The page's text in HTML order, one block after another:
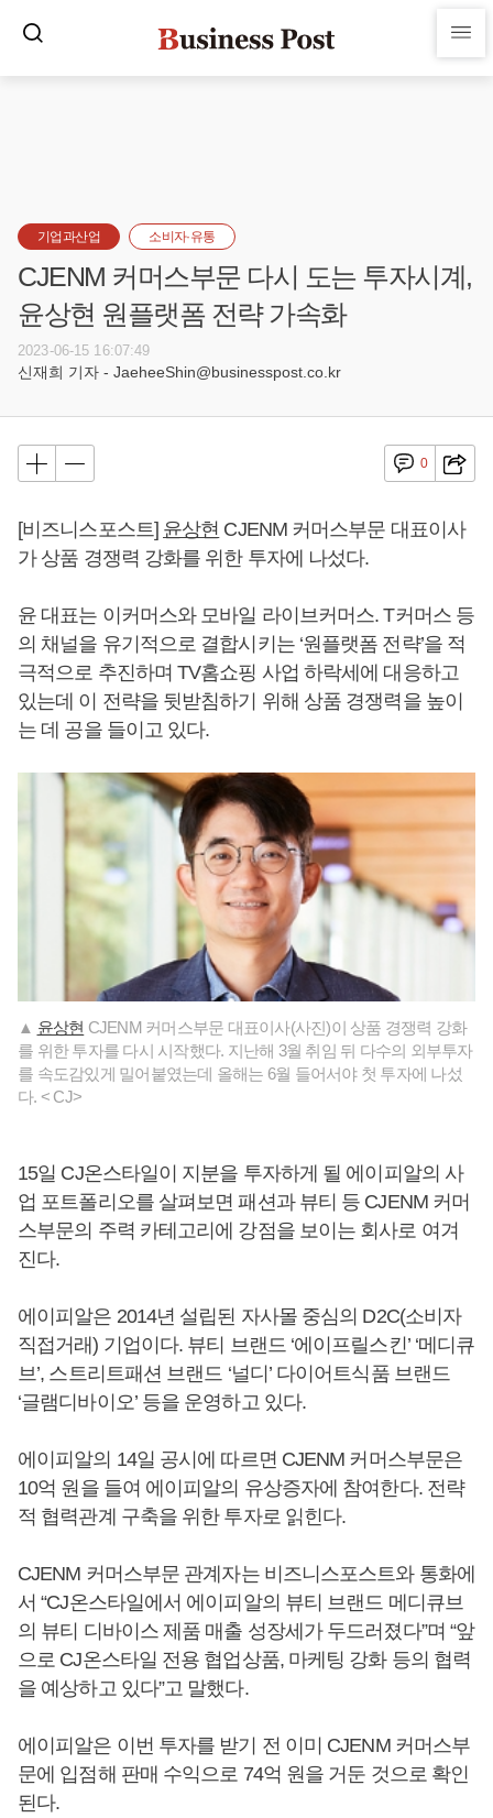
기업과산업 소비자·유통
CJENM 커머스부문 다시 도는 투자시계,
윤상현 원플랫폼 전략 가속화
2023-06-15 16:07:49
신재희 기자 - JaeheeShin@businesspost.co.kr
0
[비즈니스포스트] 윤상현 CJENM 커머스부문 대표이사
가 상품 경쟁력 강화를 위한 투자에 나섰다.
윤 대표는 이커머스와 모바일 라이브커머스. T커머스 등
의 채널을 유기적으로 결합시키는 ‘원플랫폼 전략’을 적
극적으로 추진하며 TV홈쇼핑 사업 하락세에 대응하고
있는데 이 전략을 뒷받침하기 위해 상품 경쟁력을 높이
는 데 공을 들이고 있다.
▲ 윤상현 CJENM 커머스부문 대표이사(사진)이 상품 경쟁력 강화
를 위한 투자를 다시 시작했다. 지난해 3월 취임 뒤 다수의 외부투자
를 속도감있게 밀어붙였는데 올해는 6월 들어서야 첫 투자에 나섰
다. < CJ>
15일 CJ온스타일이 지분을 투자하게 될 에이피알의 사
업 포트폴리오를 살펴보면 패션과 뷰티 등 CJENM 커머
스부문의 주력 카테고리에 강점을 보이는 회사로 여겨
진다.
에이피알은 2014년 설립된 자사몰 중심의 D2C(소비자
직접거래) 기업이다. 뷰티 브랜드 ‘에이프릴스킨’ ‘메디큐
브’, 스트리트패션 브랜드 ‘널디’ 다이어트식품 브랜드
‘글램디바이오’ 등을 운영하고 있다.
에이피알의 14일 공시에 따르면 CJENM 커머스부문은
10억 원을 들여 에이피알의 유상증자에 참여한다. 전략
적 협력관계 구축을 위한 투자로 읽힌다.
CJENM 커머스부문 관계자는 비즈니스포스트와 통화에
서 “CJ온스타일에서 에이피알의 뷰티 브랜드 메디큐브
의 뷰티 디바이스 제품 매출 성장세가 두드러졌다”며 “앞
으로 CJ온스타일 전용 협업상품, 마케팅 강화 등의 협력
을 예상하고 있다”고 말했다.
에이피알은 이번 투자를 받기 전 이미 CJENM 커머스부
문에 입점해 판매 수익으로 74억 원을 거둔 것으로 확인
된다.